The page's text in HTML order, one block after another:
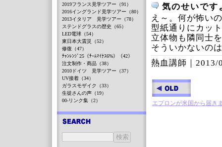
気のせいです
え～。何が怖い
型紙通りにカッ
立体物も隣同士
そういかないの
熱血講師｜ 2013/
エプロンが米国から届き
2019フランス見学ツアー（91）
2016イングランド見学ツアー（80）
2013イタリア 見学ツアー（78）
ステンドグラスの歴史（65）
LED電球（54）
東日本大震災（52）
修復（47）
ﾁｬﾝﾚﾝｼﾞ25（ﾁｰﾑﾏｲﾅｽ6%）（42）
注文制作・商品（38）
2010ドイツ 見学ツアー（37）
UV接着（34）
ガラスモザイク（33）
生徒さんの声（19）
00-リンク集（2）